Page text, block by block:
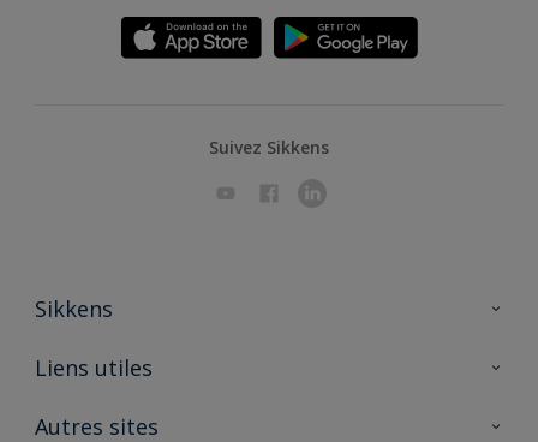
Suivez Sikkens
Sikkens
A propos de Sikkens
Liens utiles
Ouvrir un magasin PASS
Autres sites